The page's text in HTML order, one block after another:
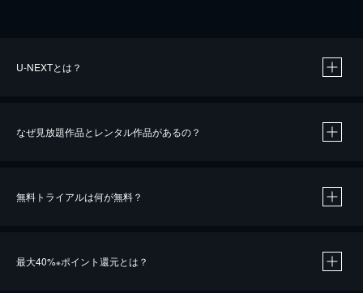
U-NEXTとは？
なぜ見放題作品とレンタル作品があるの？
無料トライアルは何が無料？
最大40%※ポイント還元とは？